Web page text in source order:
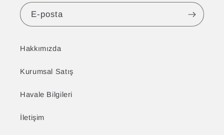
E-posta
Hakkımızda
Kurumsal Satış
Havale Bilgileri
İletişim